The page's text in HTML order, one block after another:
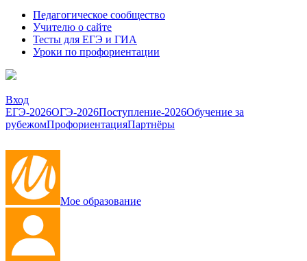
Педагогическое сообщество
Учителю о сайте
Тесты для ЕГЭ и ГИА
Уроки по профориентации
Вход
ЕГЭ-2026ОГЭ-2026Поступление-2026Обучение за
рубежомПрофориентацияПартнёры
Мое образование